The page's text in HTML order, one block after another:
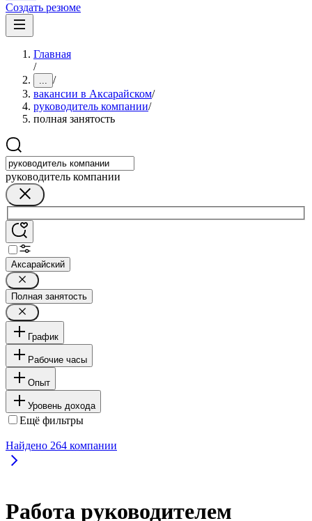
Создать резюме
Главная
/
... /
вакансии в Аксарайском/
руководитель компании/
полная занятость
руководитель компании
Аксарайский
Полная занятость
График
Рабочие часы
Опыт
Уровень дохода
Ещё фильтры
Найдено 264 компании
Работа руководителем